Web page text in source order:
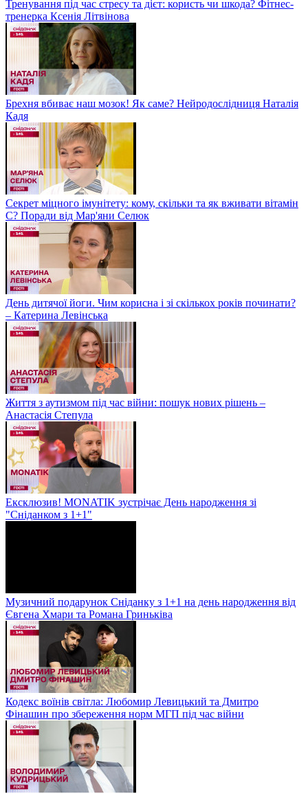
Тренування під час стресу та дієт: користь чи шкода? Фітнес-
тренерка Ксенія Літвінова
Брехня вбиває наш мозок! Як саме? Нейродослідниця Наталія
Кадя
Секрет міцного імунітету: кому, скільки та як вживати вітамін
С? Поради від Мар'яни Селюк
День дитячої йоги. Чим корисна і зі скількох років починати?
– Катерина Левінська
Життя з аутизмом під час війни: пошук нових рішень –
Анастасія Степула
Ексклюзив! MONATIK зустрічає День народження зі
"Сніданком з 1+1"
Музичний подарунок Сніданку з 1+1 на день народження від
Євгена Хмари та Романа Гриньківа
Кодекс воїнів світла: Любомир Левицький та Дмитро
Фінашин про збереження норм МГП під час війни